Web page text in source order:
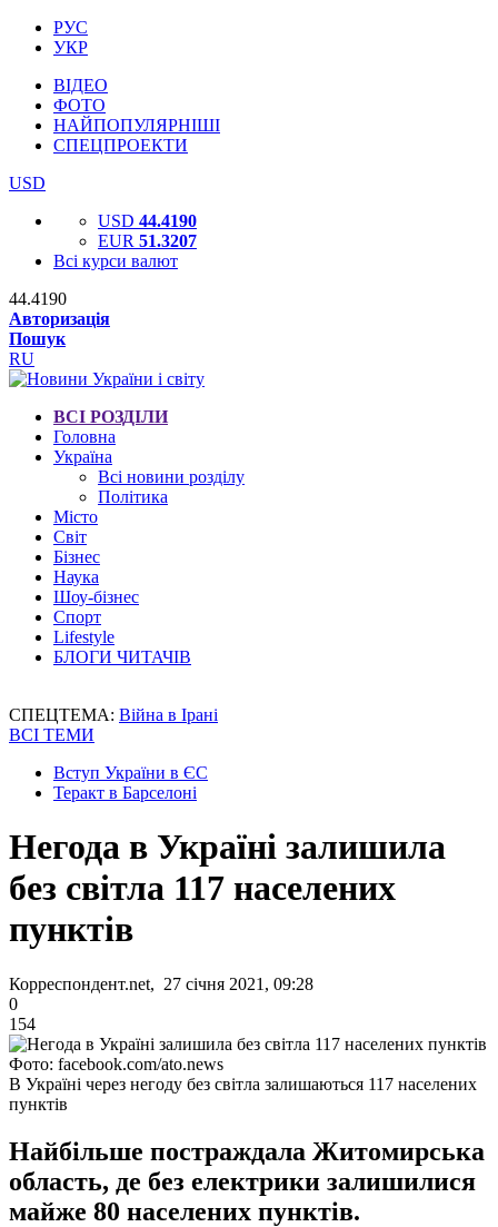
РУС
УКР
ВІДЕО
ФОТО
НАЙПОПУЛЯРНІШІ
СПЕЦПРОЕКТИ
USD
USD 44.4190
EUR 51.3207
Всі курси валют
44.4190
Авторизація
Пошук
RU
ВСІ РОЗДІЛИ
Головна
Україна
Всі новини розділу
Політика
Місто
Світ
Бізнес
Наука
Шоу-бізнес
Спорт
Lifestyle
БЛОГИ ЧИТАЧІВ
СПЕЦТЕМА: Війна в Ірані
ВСІ ТЕМИ
Вступ України в ЄС
Теракт в Барселоні
Негода в Україні залишила
без світла 117 населених
пунктів
Корреспондент.net, 27 січня 2021, 09:28
0
154
Фото: facebook.com/ato.news
В Україні через негоду без світла залишаються 117 населених
пунктів
Найбільше постраждала Житомирська
область, де без електрики залишилися
майже 80 населених пунктів.